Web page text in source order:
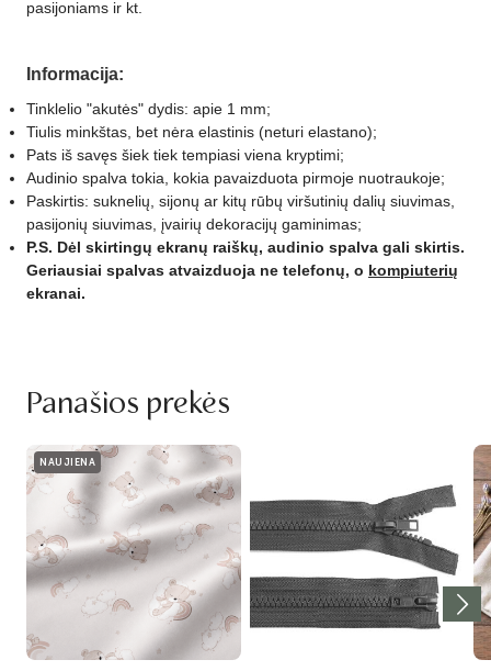
pasijoniams ir kt.
Informacija:
Tinklelio "akutės" dydis: apie 1 mm;
Tiulis minkštas, bet nėra elastinis (neturi elastano);
Pats iš savęs šiek tiek tempiasi viena kryptimi;
Audinio spalva tokia, kokia pavaizduota pirmoje nuotraukoje;
Paskirtis: suknelių, sijonų ar kitų rūbų viršutinių dalių siuvimas,
pasijonių siuvimas, įvairių dekoracijų gaminimas;
P.S. Dėl skirtingų ekranų raiškų, audinio spalva gali skirtis.
Geriausiai spalvas atvaizduoja ne telefonų, o kompiuterių
ekranai.
Panašios prekės
NAUJIENA